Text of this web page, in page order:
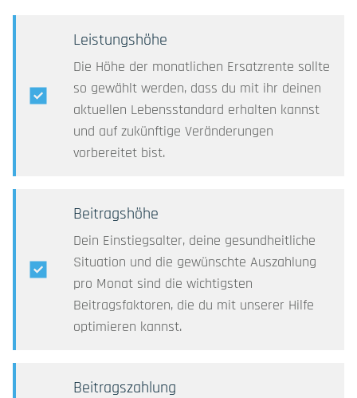
ALLES, WAS FÄHRT
REISE & URLAUB
KINDERVERSICHERUNG
GEWERBLICHE VERSICHERUNG
Leistungshöhe
Die Höhe der monatlichen Ersatzrente sollte
so gewählt werden, dass du mit ihr deinen
aktuellen Lebensstandard erhalten kannst
und auf zukünftige Veränderungen
vorbereitet bist.
Beitragshöhe
Dein Einstiegsalter, deine gesundheitliche
Situation und die gewünschte Auszahlung
pro Monat sind die wichtigsten
Beitragsfaktoren, die du mit unserer Hilfe
optimieren kannst.
Beitragszahlung